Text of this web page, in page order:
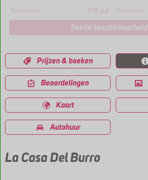
November
530 p.p. December
Bekijk beschikbaarheid
Prijzen & boeken
Beoordelingen
Kaart
Autohuur
La Casa Del Burro